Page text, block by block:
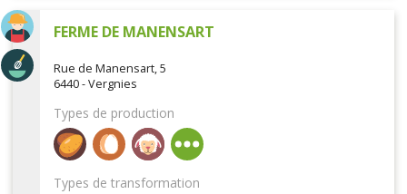
FERME DE MANENSART
Rue de Manensart, 5
6440 - Vergnies
Types de production
Types de transformation